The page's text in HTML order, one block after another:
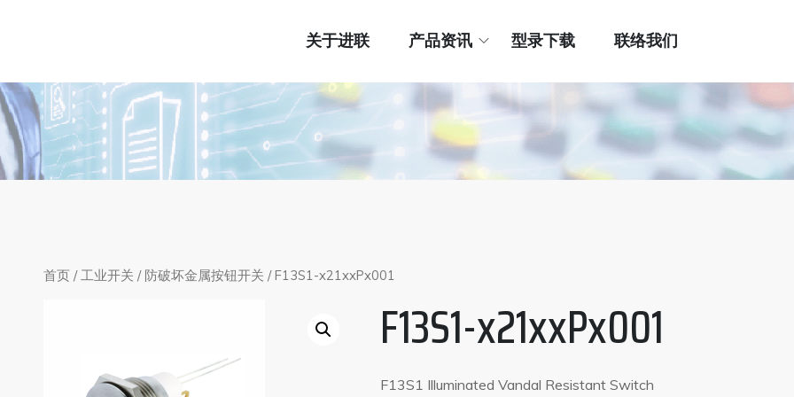
关于进联 产品资讯 型录下载 联络我们
首页 /工业开关 / 防破坏金属按钮开关 / F13S1-x21xxPx001
F13S1-x21xxPx001
F13S1 Illuminated Vandal Resistant Switch